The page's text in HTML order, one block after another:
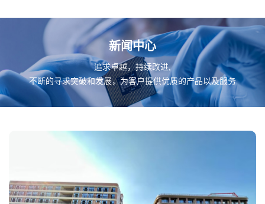
新闻中心
追求卓越，持续改进,
不断的寻求突破和发展，为客户提供优质的产品以及服务